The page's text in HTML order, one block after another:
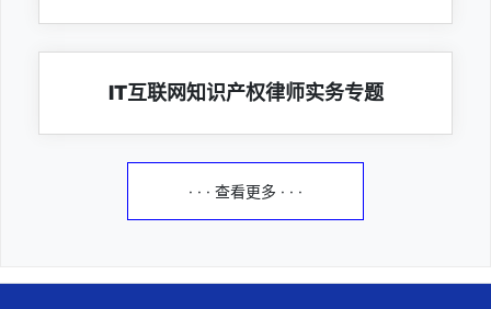
IT互联网知识产权律师实务专题
· · · 查看更多 · · ·